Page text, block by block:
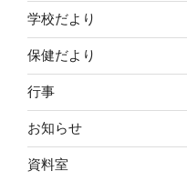
学校だより
保健だより
行事
お知らせ
資料室